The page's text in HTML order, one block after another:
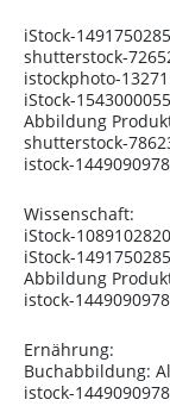
iStock-
shutterstock-
istockphoto-
iStock-
Abbildung
shutterstock-
istock-
Wissenschaft:
iStock-1089102820
iStock-
Abbildung
istock-
Ernährung:
Buchabbildung:
istock-